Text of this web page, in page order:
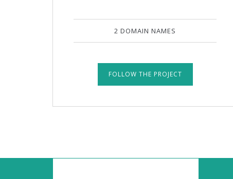
2 DOMAIN NAMES
FOLLOW THE PROJECT